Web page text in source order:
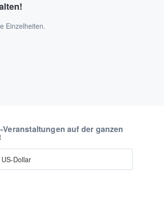
Einzelheiten.
Veranstaltungen auf der ganzen
US-Dollar